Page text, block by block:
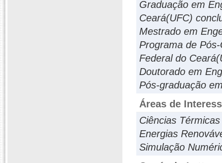
Graduação em
Ceará(UFC)
Mestrado em
Programa de
Federal do
Doutorado em
Pós-graduação
Áreas de
Ciências Térmicas
Energias
Simulação